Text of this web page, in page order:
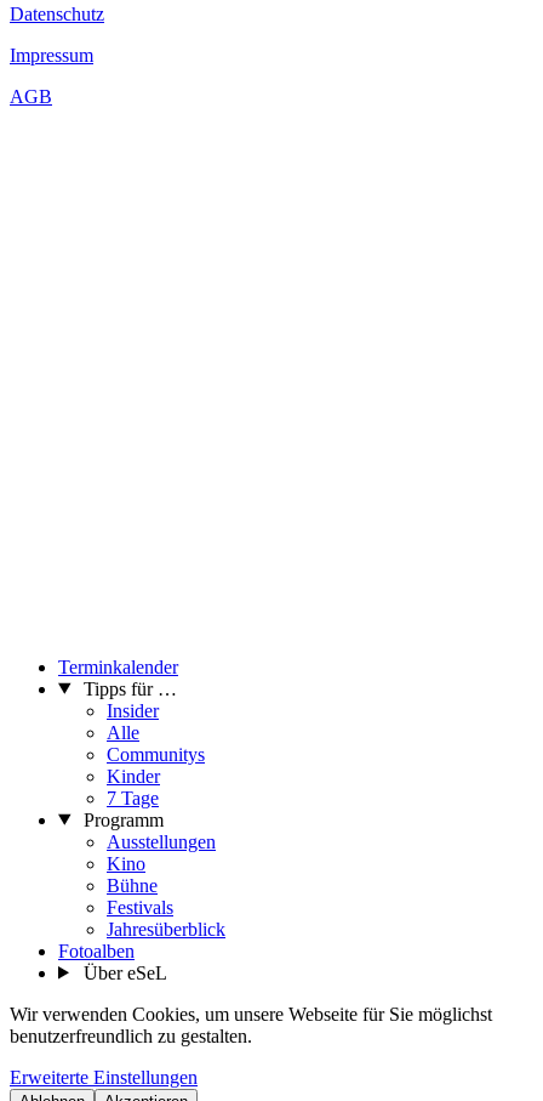
Datenschutz
Impressum
AGB
Terminkalender
Tipps für …
Insider
Alle
Communitys
Kinder
7 Tage
Programm
Ausstellungen
Kino
Bühne
Festivals
Jahresüberblick
Fotoalben
Über eSeL
Wir verwenden Cookies, um unsere Webseite für Sie möglichst
benutzerfreundlich zu gestalten.
Erweiterte Einstellungen